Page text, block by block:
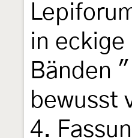
in
Bänden
bewusst
4.